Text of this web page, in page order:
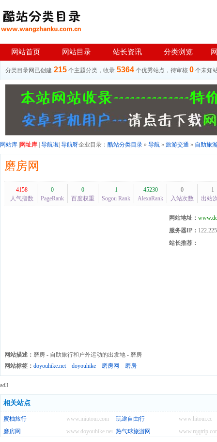
网站首页 网站目录 站长资讯 分类浏览
分类目录网已创建 215 个主题分类，收录 5364 个优秀站点，待审核 0 个未知
网站库 网址库 导航啦 导航呀企业目录： 酷站分类目录 » 导航 » 旅游交通 » 自助旅
磨房网
4158
人气指数
0
PageRank
0
百度权重
1
Sogou Rank
45230
AlexaRank
0
入站次数
1
出站
网站地址：
服务器IP：
站长推荐：
网站描述： 磨房 - 自助旅行和户外运动的出发地 - 磨房
网站标签： doyouhike.net doyouhike 磨房网 磨房
ad3
相关站点
www.miutour.com
蜜柚旅行 www.hitour.cc
玩途自由行
www.doyouhike.net
磨房网 热气球旅游网